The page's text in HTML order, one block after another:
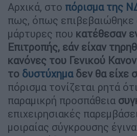
Αρχικά, στο πόρισμα της
πως, όπως επιβεβαιώθηκε
μάρτυρες που κατέθεσαν
Επιτροπής, εάν είχαν
κανόνες του Γενικού
το δυστύχημα δεν θα είχε
πόρισμα τονίζεται ρητά
παραμικρή προσπάθεια
επιχειρησιακές
μοιραίας σύγκρουσης